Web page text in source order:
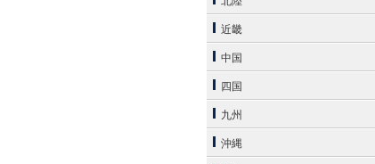
近畿
中国
四国
九州
沖縄